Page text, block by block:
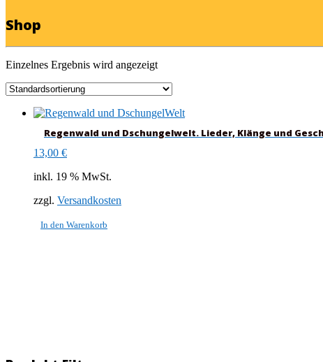
Shop
Einzelnes Ergebnis wird angezeigt
Regenwald und Dschungelwelt. Lieder, Klänge und
13,00 €
inkl. 19 % MwSt.
zzgl. Versandkosten
In den Warenkorb